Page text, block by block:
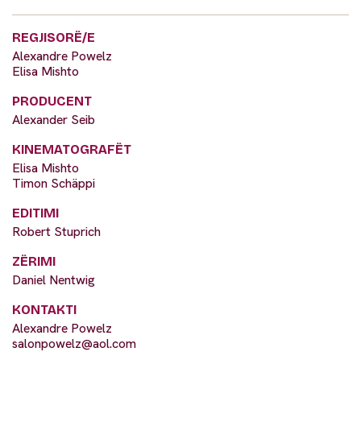
REGJISORË/E
Alexandre Powelz
Elisa Mishto
PRODUCENT
Alexander Seib
KINEMATOGRAFËT
Elisa Mishto
Timon Schäppi
EDITIMI
Robert Stuprich
ZËRIMI
Daniel Nentwig
KONTAKTI
Alexandre Powelz
salonpowelz@aol.com